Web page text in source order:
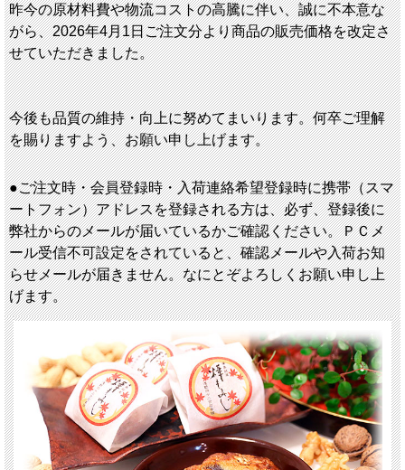
昨今の原材料費や物流コストの高騰に伴い、誠に不本意な
がら、2026年4月1日ご注文分より商品の販売価格を改定さ
せていただきました。
今後も品質の維持・向上に努めてまいります。何卒ご理解
を賜りますよう、お願い申し上げます。
●ご注文時・会員登録時・入荷連絡希望登録時に携帯（スマ
ートフォン）アドレスを登録される方は、必ず、登録後に
弊社からのメールが届いているかご確認ください。ＰＣメ
ール受信不可設定をされていると、確認メールや入荷お知
らせメールが届きません。なにとぞよろしくお願い申し上
げます。